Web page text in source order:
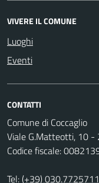
VIVERE IL COMUNE
Luoghi
Eventi
CONTATTI
Comune di Coccaglio
Viale G.Matteotti, 10 -
Codice fiscale:
Tel:(+39) 030.7725711